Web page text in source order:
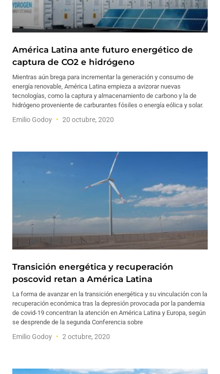
América Latina ante futuro energético de
captura de CO2 e hidrógeno
Mientras aún brega para incrementar la generación y consumo de
energía renovable, América Latina empieza a avizorar nuevas
tecnologías, como la captura y almacenamiento de carbono y la de
hidrógeno proveniente de carburantes fósiles o energía eólica y solar.
Emilio Godoy 20 octubre, 2020
Transición energética y recuperación
poscovid retan a América Latina
La forma de avanzar en la transición energética y su vinculación con la
recuperación económica tras la depresión provocada por la pandemia
de covid-19 concentran la atención en América Latina y Europa, según
se desprende de la segunda Conferencia sobre
Emilio Godoy 2 octubre, 2020